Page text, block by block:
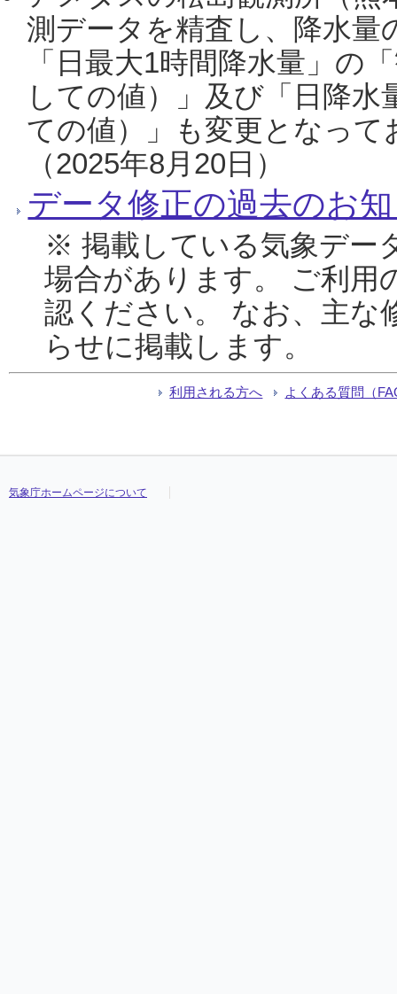
測データを精査し、降水
「日最大1時間降水量」の
しての値）」及び「日降
ての値）」も変更となっ
（2025年8月20日）
データ修正の過去のお
※ 掲載している気象デー
場合があります。 ご利用
認ください。 なお、主な
らせに掲載します。
利用される方へ よくある質問（
気象庁ホームページについて